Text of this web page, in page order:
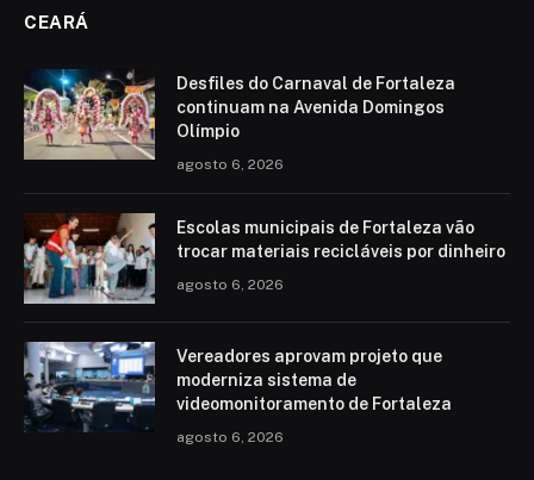
CEARÁ
Desfiles do Carnaval de Fortaleza
continuam na Avenida Domingos
Olímpio
agosto 6, 2026
Escolas municipais de Fortaleza vão
trocar materiais recicláveis por dinheiro
agosto 6, 2026
Vereadores aprovam projeto que
moderniza sistema de
videomonitoramento de Fortaleza
agosto 6, 2026